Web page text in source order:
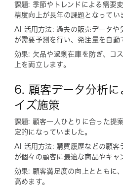
課題: 季節やトレンドによる需要
精度向上が長年の課題となってい
AI 活用方法: 過去の販売データや
が需要予測を行い、発注量を自動
効果: 欠品や過剰在庫を防ぎ、コ
上を両立します。
6. 顧客データ分析に
イズ施策
課題: 顧客一人ひとりに合った提
定的になっていました。
AI 活用方法: 購買履歴などの顧客
が個々の顧客に最適な商品やキャ
効果: 顧客満足度の向上とともに
高めます。